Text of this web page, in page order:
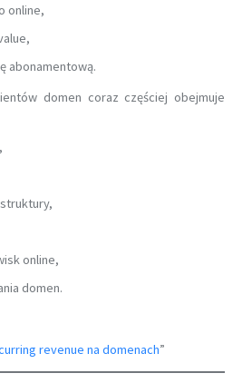
online,
abonamentową.
domen coraz częściej obejmuje
online,
domen.
revenue na domenach”